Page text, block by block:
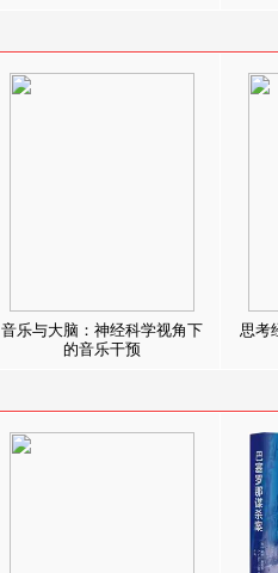
音乐与大脑：神经科学视角下
的音乐干预
思考